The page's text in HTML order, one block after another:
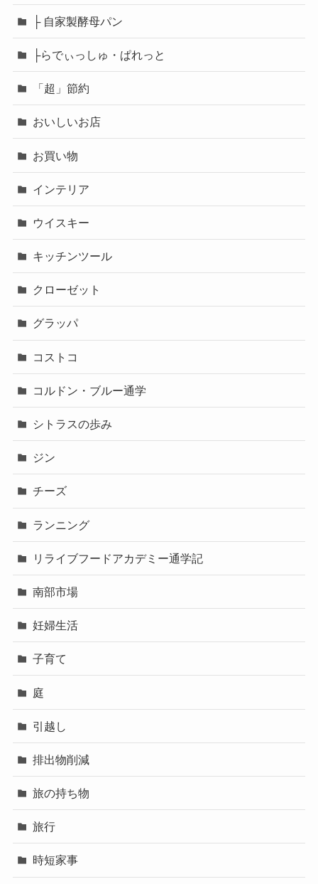
├ 自家製酵母パン
├らでぃっしゅ・ぱれっと
「超」節約
おいしいお店
お買い物
インテリア
ウイスキー
キッチンツール
クローゼット
グラッパ
コストコ
コルドン・ブルー通学
シトラスの歩み
ジン
チーズ
ランニング
リライブフードアカデミー通学記
南部市場
妊婦生活
子育て
庭
引越し
排出物削減
旅の持ち物
旅行
時短家事